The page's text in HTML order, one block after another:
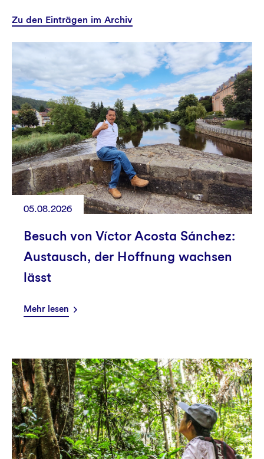
Zu den Einträgen im Archiv
05.08.2026
Besuch von Víctor Acosta Sánchez:
Austausch, der Hoffnung wachsen
lässt
Mehr lesen